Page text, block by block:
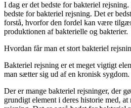
I dag er det bedste for bakteriel
bedste for bakteriel rejsning. Det er
forstå, hvorfor den fordel kan være
produktionen af bakterielle og bakterier.
Hvordan får man et stort bakteriel
Bakteriel rejsning er et meget vigtigt
man sætter sig ud af en kronisk sygdom.
Der er mange bakteriel rejsninger, der
grundigt element i deres historie med, at